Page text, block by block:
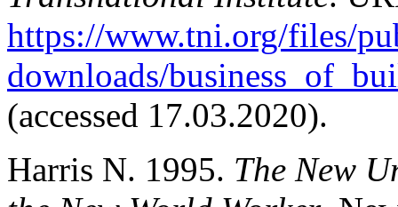
https://www.tni.org/files/
downloads/
(accessed 17.03.2020).
Harris N. 1995. The New